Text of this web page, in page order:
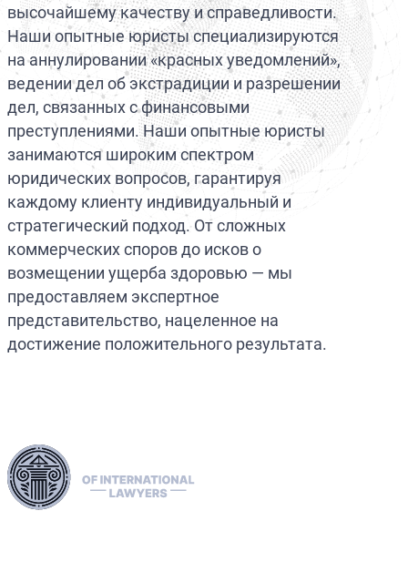
Юрист OFAC
Оранжевое
Специальное
высочайшему качеству и справедливости.
Наши опытные юристы специализируются
на аннулировании «красных уведомлений»,
ведении дел об экстрадиции и разрешении
дел, связанных с финансовыми
преступлениями. Наши опытные юристы
занимаются широким спектром
юридических вопросов, гарантируя
каждому клиенту индивидуальный и
стратегический подход. От сложных
коммерческих споров до исков о
возмещении ущерба здоровью — мы
предоставляем экспертное
представительство, нацеленное на
достижение положительного результата.